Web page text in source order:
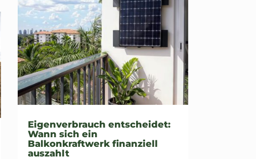
Eigenverbrauch entscheidet:
Wann sich ein
Balkonkraftwerk finanziell
auszahlt